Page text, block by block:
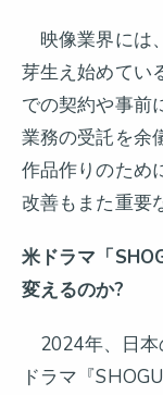
映像業界には
芽生え始めてい
での契約や事前
業務の受託を余
作品作りのため
改善もまた重要
米ドラマ「
変えるのか?
2024年、日本
ドラマ『